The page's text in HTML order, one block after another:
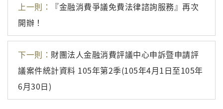
上一則：
『金融消費爭議免費法律諮詢服務』再次
開辦！
下一則： 財團法人金融消費評議中心申訴暨申請評
議案件統計資料 105年第2季(105年4月1日至105年
6月30日)